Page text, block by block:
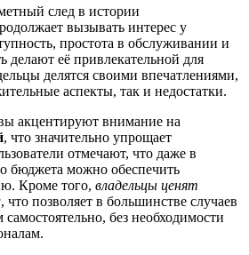
след в истории
вызывать интерес у
простота в обслуживании и
делают её привлекательной для
делятся своими впечатлениями,
аспекты, так и недостатки.
акцентируют внимание на
, что значительно упрощает
отмечают, что даже в
бюджета можно обеспечить
Кроме того, владельцы ценят
, что позволяет в большинстве случаев
самостоятельно, без необходимости